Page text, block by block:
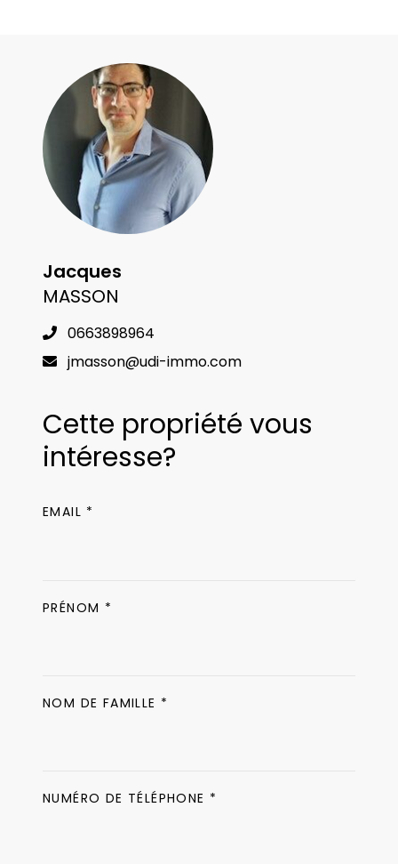
Jacques
MASSON
0663898964
jmasson@udi-immo.com
Cette propriété vous
intéresse?
PRÉNOM *
EMAIL *
NOM DE FAMILLE *
NUMÉRO DE TÉLÉPHONE *